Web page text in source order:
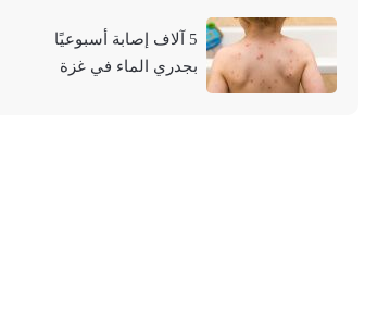
5 آلاف إصابة أسبوعيًا
بجدري الماء في غزة